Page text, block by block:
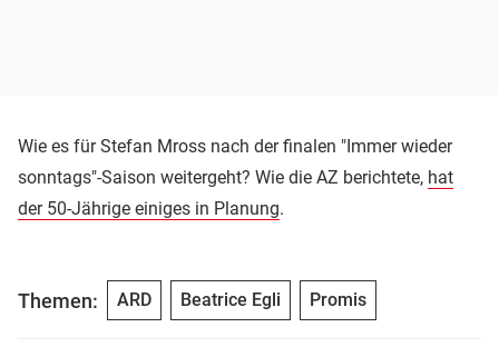
Wie es für Stefan Mross nach der finalen "Immer wieder
sonntags"-Saison weitergeht? Wie die AZ berichtete, hat
der 50-Jährige einiges in Planung.
Themen: ARD Beatrice Egli Promis